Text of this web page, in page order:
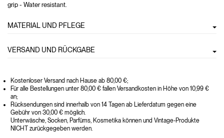
grip - Water resistant.
MATERIAL UND PFLEGE
VERSAND UND RÜCKGABE
Kostenloser Versand nach Hause ab 80,00 €;
Für alle Bestellungen unter 80,00 € fallen Versandkosten in Höhe von 10,99 €
an;
Rücksendungen sind innerhalb von 14 Tagen ab Lieferdatum gegen eine
Gebühr von 30,00 € möglich.
Unterwäsche, Socken, Parfüms, Kosmetika können und Vintage-Produkte
NICHT zurückgegeben werden.